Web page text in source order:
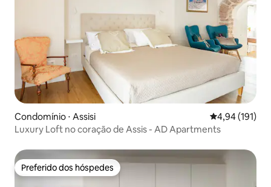
Condomínio ⋅ Assisi 4,94 de uma
4,94 (191)
Luxury Loft no coração de Assis - AD Apartments
Preferido dos hóspedes
Preferido dos hóspedes